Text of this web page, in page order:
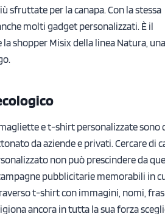
sfruttate per la canapa. Con la stessa
molti gadget personalizzati. È il
shopper Misix della linea Natura, una
e t-shirt personalizzate
da aziende e privati. Cercare di
non può prescindere da
pubblicitarie memorabili in
t-shirt con immagini, nomi,
ancora in tutta la sua forza